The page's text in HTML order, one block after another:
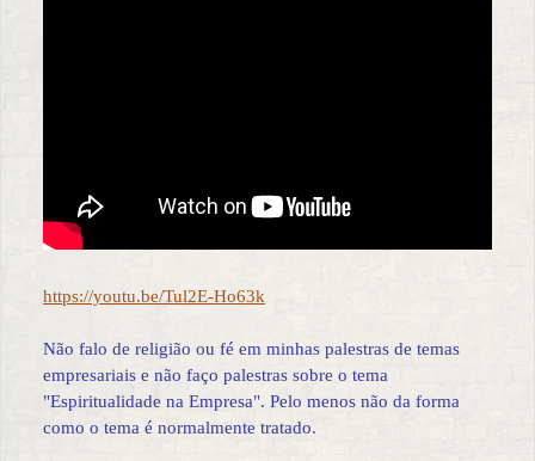
https://youtu.be/Tul2E-Ho63k
Não falo de religião ou fé em minhas palestras de temas
empresariais e não faço palestras sobre o tema
"Espiritualidade na Empresa". Pelo menos não da forma
como o tema é normalmente tratado.